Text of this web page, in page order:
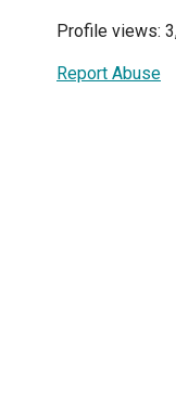
Profile views:
Report Abuse